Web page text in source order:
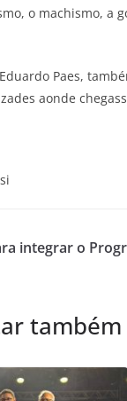
o machismo, a
Paes,
aonde
integrar o
também